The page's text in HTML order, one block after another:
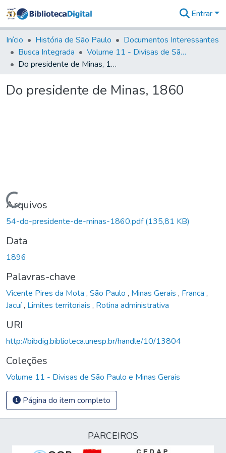
&
Coleções
Tudo na
Biblioteca
Estatísticas
Entrar
Início História de São Paulo
Documentos Interessantes
Busca Integrada
Volume 11 - Divisas de São Paulo e Minas Gerais
Do presidente de Minas, 1860
Do presidente de Minas, 1860
Carregando...
Arquivos
54-do-presidente-de-minas-1860.pdf(135,81 KB)
Data
1896
Palavras-chave
Vicente Pires da Mota , São Paulo , Minas Gerais , Franca ,
Jacuí, Limites territoriais , Rotina administrativa
URI
http://bibdig.biblioteca.unesp.br/handle/10/13804
Coleções
Volume 11 - Divisas de São Paulo e Minas Gerais
Página do item completo
PARCEIROS